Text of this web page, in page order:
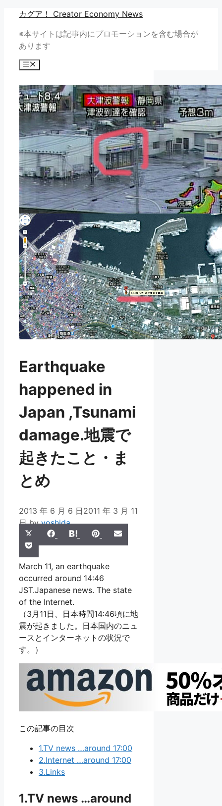
カグア！ Creator Economy News
※本サイトは記事内にプロモーションを含む場合が
あります
メ
ー
Earthquake
happened in
Japan ,Tsunami
damage.地震で
起きたこと・ま
とめ
2013 年 6 月 6 日2011 年 3 月 11
日 byyoshida
Share
on
(Twitter)
Share
on
Facebook
Share
on
Hatena Share
on
PinterestShare
on
Share
on
Pocket
March 11, an earthquake
occurred around 14:46
JST.Japanese news. The state
of the Internet.
（3月11日、日本時間14:46頃に地
震が起きました。日本国内のニュ
ースとインターネットの状況で
す。）
この記事の目次
1.TV news …around 17:00
2.Internet …around 17:00
3.Links
1.TV news …around